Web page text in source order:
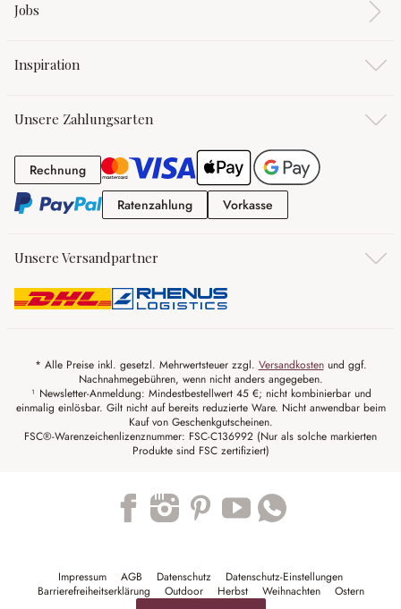
Jobs
Inspiration
Unsere Zahlungsarten
RechnungRechnung
RatenzahlungRatenzahlung
Vorkasse
Unsere Versandpartner
* Alle Preise inkl. gesetzl. Mehrwertsteuer zzgl. Versandkostenund ggf.
Nachnahmegebühren, wenn nicht anders angegeben.
¹ Newsletter-Anmeldung: Mindestbestellwert 45 €; nicht kombinierbar und
einmalig einlösbar. Gilt nicht auf bereits reduzierte Ware. Nicht anwendbar beim
Kauf von Geschenkgutscheinen.
FSC®-Warenzeichenlizenznummer: FSC-C136992 (Nur als solche markierten
Produkte sind FSC zertifiziert)
Impressum AGB Datenschutz
Datenschutz-Einstellungen
Barrierefreiheitserklärung
Outdoor Herbst Weihnachten Ostern